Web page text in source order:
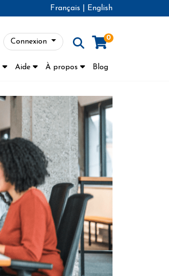
Français English
Connexion 0
Aide À propos Blog